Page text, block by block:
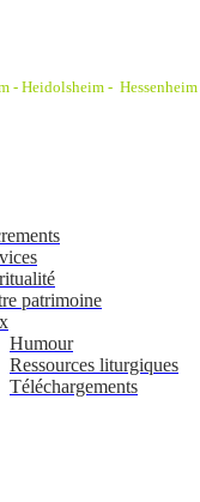
- Heidolsheim -
patrimoine
Humour
Ressources liturgiques
Téléchargements